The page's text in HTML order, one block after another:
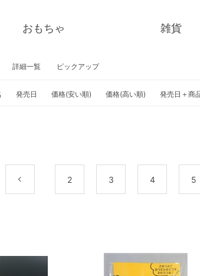
おもちゃ 雑貨
詳細一覧 ピックアップ
発売日 価格(安い順) 価格(高い順) 発売日＋商
2 3 4 5